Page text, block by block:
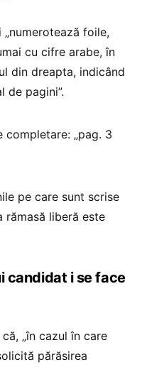
foile,
cu cifre arabe, în
din dreapta, indicând
de pagini”.
completare: „pag. 3
pe care sunt scrise
rămasă liberă este
candidat i se face
„în cazul în care
părăsirea